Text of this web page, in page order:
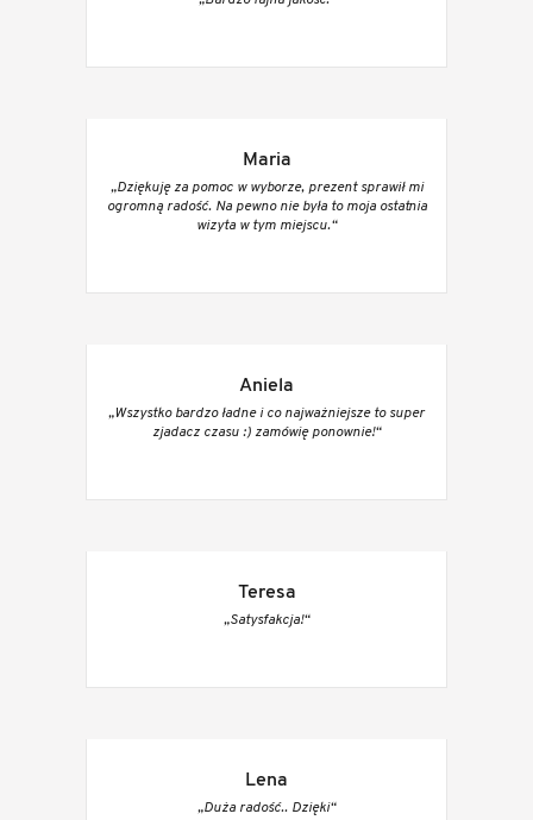
Maria
„Dziękuję za pomoc w wyborze, prezent sprawił mi
ogromną radość. Na pewno nie była to moja ostatnia
wizyta w tym miejscu.“
Aniela
„Wszystko bardzo ładne i co najważniejsze to super
zjadacz czasu :) zamówię ponownie!“
Teresa
„Satysfakcja!“
Lena
„Duża radość.. Dzięki“